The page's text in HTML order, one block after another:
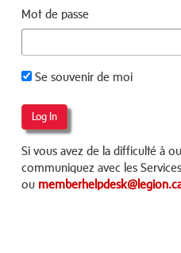
Mot de passe
Se souvenir de moi
Log In
Si vous avez de la difficulté à
communiquez avec les
ou